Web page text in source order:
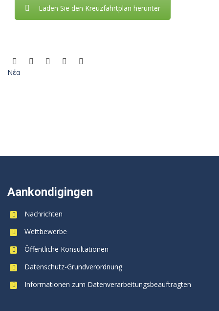
Laden Sie den Kreuzfahrtplan herunter
Νέα
Aankondigingen
Nachrichten
Wettbewerbe
Öffentliche Konsultationen
Datenschutz-Grundverordnung
Informationen zum Datenverarbeitungsbeauftragten